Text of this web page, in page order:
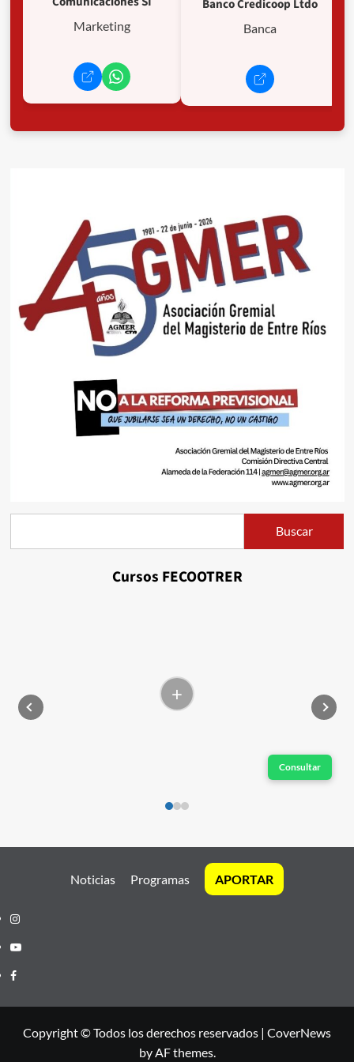
Marketing
Banco Credicoop Ltdo
Banca
Buscar
Cursos FECOOTRER
+
Consultar
Noticias Programas APORTAR
Instagram
Youtube
Facebook
Copyright © Todos los derechos reservados | CoverNews
by AF themes.